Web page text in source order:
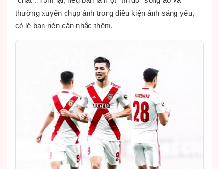
thường xuyên chụp ảnh trong điều kiện ánh sáng yếu,
có lẽ bạn nên cân nhắc thêm.